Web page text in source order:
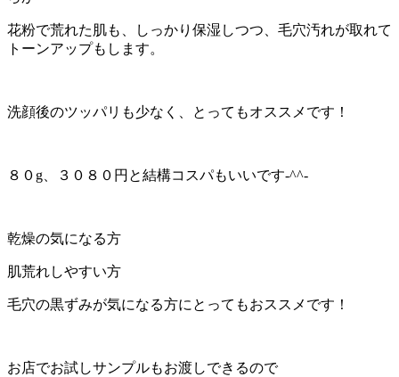
花粉で荒れた肌も、しっかり保湿しつつ、毛穴汚れが取れて
トーンアップもします。
洗顔後のツッパリも少なく、とってもオススメです！
８０g、３０８０円と結構コスパもいいです-^^-
乾燥の気になる方
肌荒れしやすい方
毛穴の黒ずみが気になる方にとってもおススメです！
お店でお試しサンプルもお渡しできるので